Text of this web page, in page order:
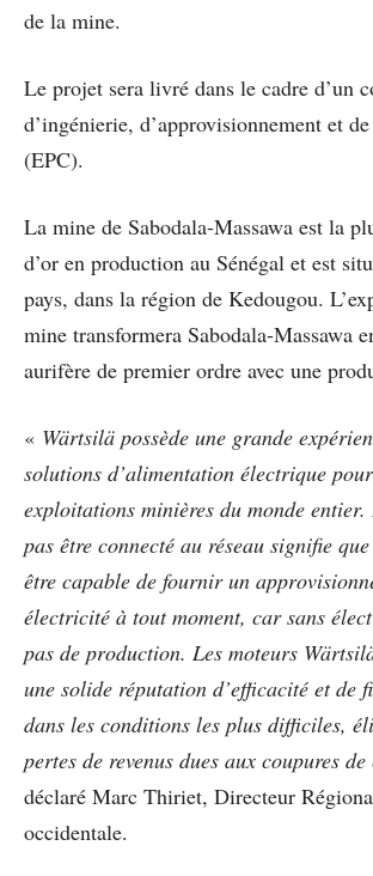
de la mine.
Le projet sera livré dans le cadre d’un
d’ingénierie, d’approvisionnement et
(EPC).
La mine de Sabodala-Massawa est la
d’or en production au Sénégal et est
pays, dans la région de Kedougou.
mine transformera Sabodala-Massawa
aurifère de premier ordre avec une
« Wärtsilä possède une grande
solutions d’alimentation électrique
exploitations minières du monde
pas être connecté au réseau signifie
être capable de fournir un
électricité à tout moment, car sans
pas de production. Les moteurs
une solide réputation d’efficacité et de
dans les conditions les plus difficiles,
pertes de revenus dues aux coupures
déclaré Marc Thiriet, Directeur
occidentale.